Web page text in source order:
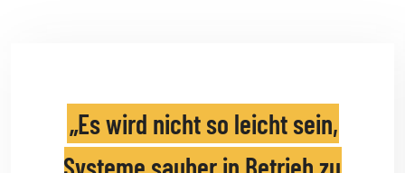
Es wird nicht so leicht sein,